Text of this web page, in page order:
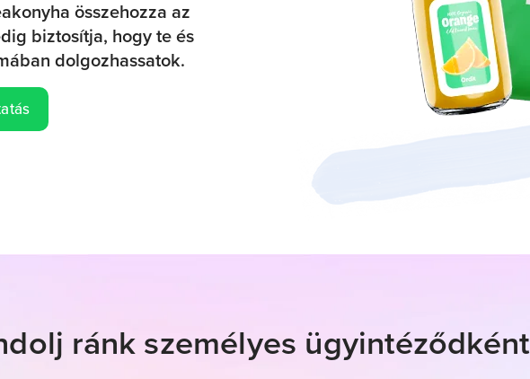
összehozza az
biztosítja, hogy te és
dolgozhassatok.
ránk személyes ügyintéződként